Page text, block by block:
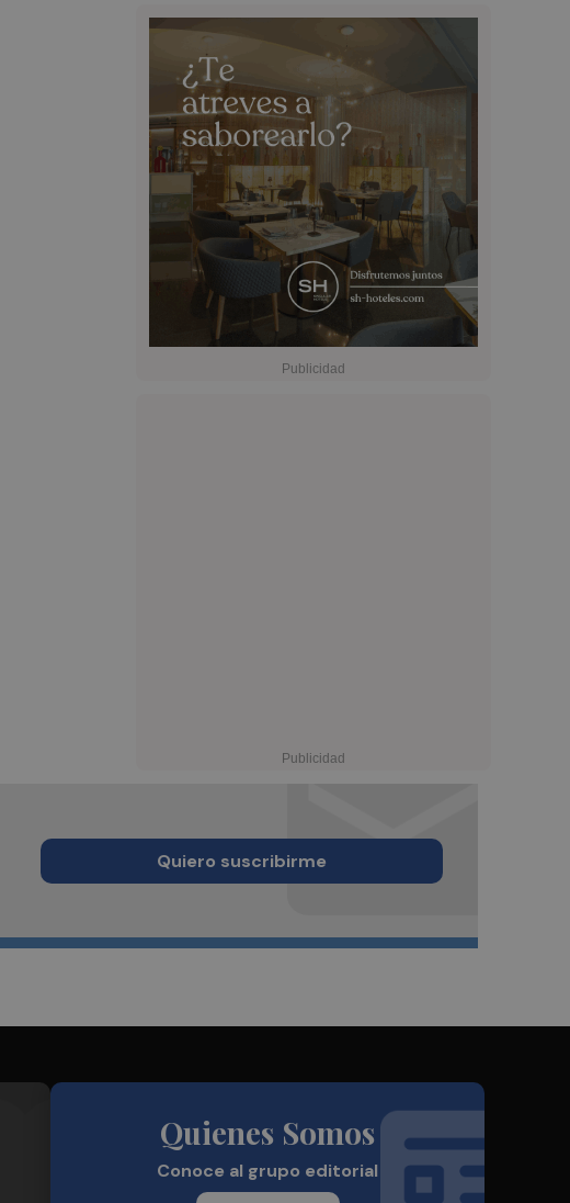
Quiero suscribirme
Quienes Somos
Conoce al grupo editorial